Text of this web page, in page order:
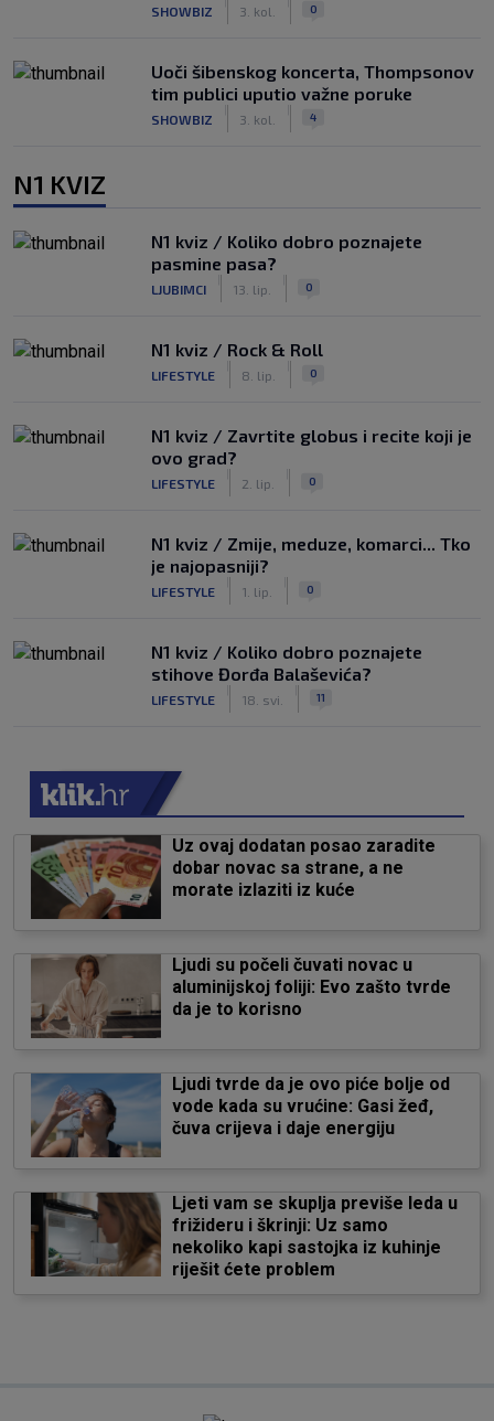
SHOWBIZ 3. kol. 0
Uoči šibenskog koncerta, Thompsonov
tim publici uputio važne poruke
SHOWBIZ 3. kol. 4
N1 KVIZ
N1 kviz / Koliko dobro poznajete
pasmine pasa?
LJUBIMCI 13. lip. 0
N1 kviz / Rock & Roll
LIFESTYLE 8. lip. 0
N1 kviz / Zavrtite globus i recite koji je
ovo grad?
LIFESTYLE 2. lip. 0
N1 kviz / Zmije, meduze, komarci... Tko
je najopasniji?
LIFESTYLE 1. lip. 0
N1 kviz / Koliko dobro poznajete
stihove Đorđa Balaševića?
LIFESTYLE 18. svi. 11
Uz ovaj dodatan posao zaradite
dobar novac sa strane, a ne
morate izlaziti iz kuće
Ljudi su počeli čuvati novac u
aluminijskoj foliji: Evo zašto tvrde
da je to korisno
Ljudi tvrde da je ovo piće bolje od
vode kada su vrućine: Gasi žeđ,
čuva crijeva i daje energiju
Ljeti vam se skuplja previše leda u
frižideru i škrinji: Uz samo
nekoliko kapi sastojka iz kuhinje
riješit ćete problem